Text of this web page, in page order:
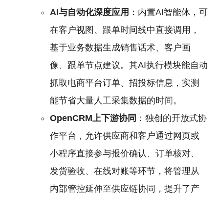
AI与自动化深度应用 ：内置AI智能体，可
在客户视图、跟单时间线中直接调用，
基于业务数据生成销售话术、客户画
像、跟单节点建议。其AI执行模块能自动
抓取电商平台订单、招投标信息，实测
能节省大量人工采集数据的时间。
OpenCRM上下游协同 ：独创的开放式协
作平台，允许供应商和客户通过网页或
小程序直接参与报价确认、订单核对、
发货验收、在线对账等环节，将管理从
内部管控延伸至供应链协同，提升了产